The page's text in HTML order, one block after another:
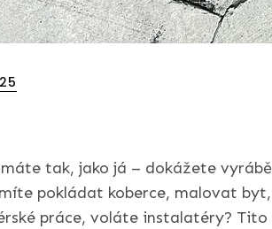
tak, jako já – dokážete
pokládat koberce, malovat
práce, voláte instalatéry?